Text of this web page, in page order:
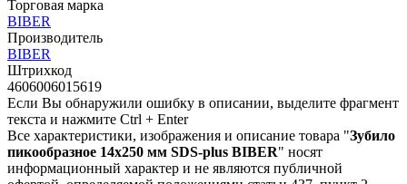
Торговая марка
BIBER
Производитель
BIBER
Штрихкод
4606006015619
Если Вы обнаружили ошибку в описании, выделите фрагмент
текста и нажмите Ctrl + Enter
Все характеристики, изображения и описание товара "Зубило
пикообразное 14х250 мм SDS-plus BIBER" носят
информационный характер и не являются публичной